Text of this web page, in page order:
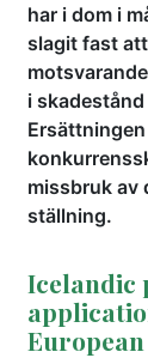
har i dom i
slagit fast
i
missbruk av
ställning.
Icelandic